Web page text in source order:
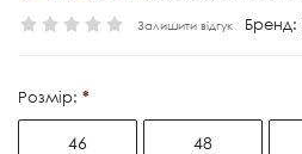
Залишити відгук Бренд:
Розмір:
46 48